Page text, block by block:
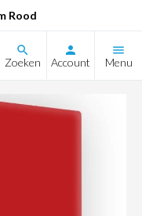
Rood
Zoeken Account Menu